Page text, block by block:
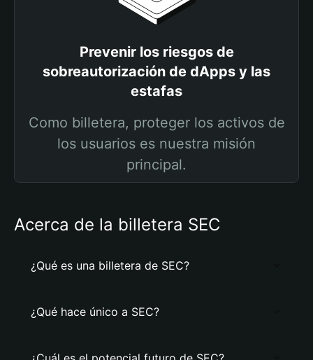
Prevenir los riesgos de
sobreautorización de dApps y las
estafas
Como billetera, proteger los activos de
los usuarios es nuestra misión
principal.
Acerca de la billetera SEC
¿Qué es una billetera de SEC?
¿Qué hace único a SEC?